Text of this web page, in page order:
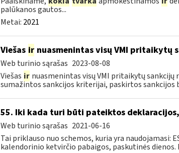
palūkanos gautos...
Metai: 2021
Viešas irnuasmenintas visų VMI pritaikytų
Web turinio sąrašas 2023-08-08
Viešas ir nuasmenintas visų VMI pritaikytų
sumažintos sankcijos kriterijai, paskirtos sankcijos
55. Iki kada turi būti pateiktos
Web turinio sąrašas 2021-06-16
Tai priklauso nuo schemos, kuria yra naudojamasi:
kalendorinio ketvirčio pabaigos, paskutinės dienos.